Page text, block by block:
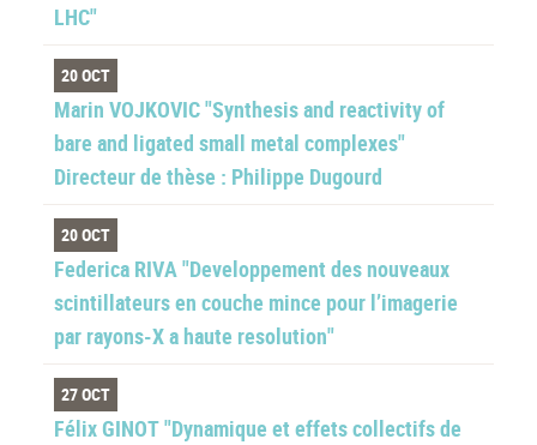
LHC"
20 OCT
Marin VOJKOVIC "Synthesis and reactivity of
bare and ligated small metal complexes"
Directeur de thèse : Philippe Dugourd
20 OCT
Federica RIVA "Developpement des nouveaux
scintillateurs en couche mince pour l’imagerie
par rayons-X a haute resolution"
27 OCT
Félix GINOT "Dynamique et effets collectifs de